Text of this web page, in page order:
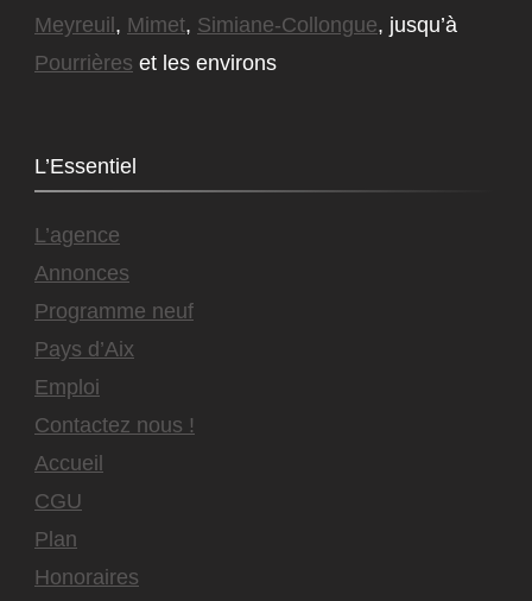
Meyreuil, Mimet, Simiane-Collongue, jusqu’à
Pourrières et les environs
L’Essentiel
L’agence
Annonces
Programme neuf
Pays d’Aix
Emploi
Contactez nous !
Accueil
CGU
Plan
Honoraires